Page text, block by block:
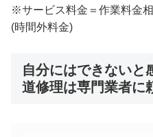
※サービス料金＝作業料金
(時間外料金)
自分にはできないと
道修理は専門業者に